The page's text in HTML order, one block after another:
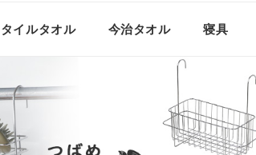
イルタオル 今治タオル 寝具